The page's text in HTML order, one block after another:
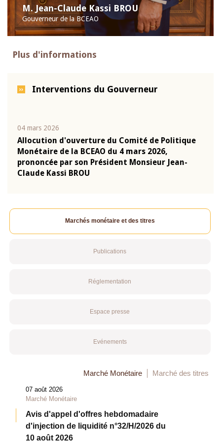
M. Jean-Claude Kassi BROU
Gouverneur de la BCEAO
Plus d'informations
Interventions du Gouverneur
04 mars 2026
Allocution d'ouverture du Comité de Politique
Monétaire de la BCEAO du 4 mars 2026,
prononcée par son Président Monsieur Jean-
Claude Kassi BROU
Marchés monétaire et des titres
Publications
Réglementation
Espace presse
Evénements
Marché Monétaire Marché des titres
07 août 2026
Marché Monétaire
Avis d'appel d'offres hebdomadaire
d'injection de liquidité n°32/H/2026 du
10 août 2026